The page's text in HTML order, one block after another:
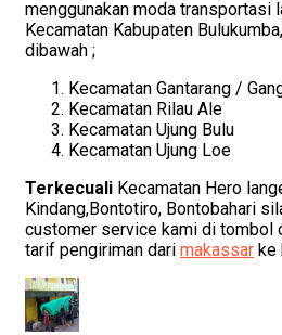
menggunakan moda transportasi
Kecamatan Kabupaten
dibawah ;
Kecamatan Gantarang /
Kecamatan Rilau Ale
Kecamatan Ujung Bulu
Kecamatan Ujung Loe
Terkecuali Kecamatan Hero
Kindang,Bontotiro, Bontobahari
customer service kami di tombol
tarif pengiriman dari makassar ke